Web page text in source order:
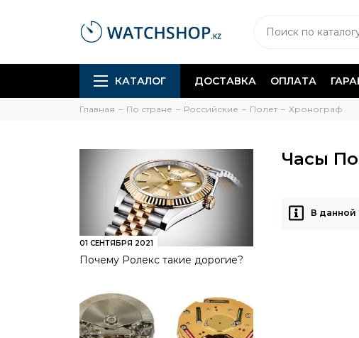
КАТАЛОГ ДОСТАВКА ОПЛАТА
Главная По стране Российские Полет Хронограф
01 СЕНТЯБРЯ 2021
Почему Ролекс такие дорогие?
Часы
В данной